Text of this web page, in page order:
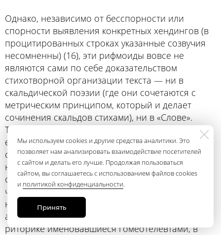
Однако, независимо от бесспорности или
спорности выявления конкретных хендингов (в
процитированных строках указанные созвучия
несомненны) (16), эти рифмоиды вовсе не
являются сами по себе доказательством
стихотворной организации текста — ни в
скальдической поэзии (где они сочетаются с
метрическим принципом, который и делает
сочинения скальдов стихами), ни в «Слове».
Таковыми они стали бы лишь в одном случае:
если бы регулярно маркировали окончания
строк, то есть если бы были рифмами в самом
непосредственном смысле слова. Но такой
функции они не выполняют. Хендинги не более
чем сопутствующий признак стиха — не
необходимый и не достаточный. Отчасти
аналогичные созвучия-рифмоиды, в греческой
риторике именовавшиеся гомеотелевтами, в
Мы используем cookies и другие средства аналитики. Это
позволяет нам анализировать взаимодействие посетителей
с сайтом и делать его лучше. Продолжая пользоваться
сайтом, вы соглашаетесь с использованием файлов cookies
и политикой конфиденциальности.
Принять